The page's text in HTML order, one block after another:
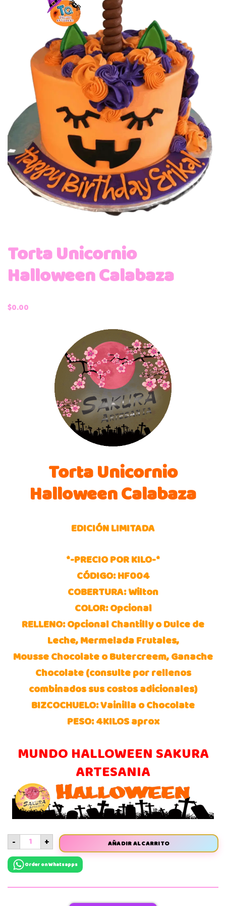
Torta Unicornio
Halloween Calabaza
$0.00
Torta Unicornio
Halloween Calabaza
EDICIÓN LIMITADA
*-PRECIO POR KILO-*
CÓDIGO: HF004
COBERTURA: Wilton
COLOR: Opcional
RELLENO: Opcional Chantilly o Dulce de
Leche, Mermelada Frutales,
Mousse Chocolate o Butercreem, Ganache
Chocolate (consulte por rellenos
combinados sus costos adicionales)
BIZCOCHUELO: Vainilla o Chocolate
PESO: 4KILOS aprox
MUNDO HALLOWEEN SAKURA
ARTESANIA
- + AÑADIR AL CARRITO
Order on Whatsapps